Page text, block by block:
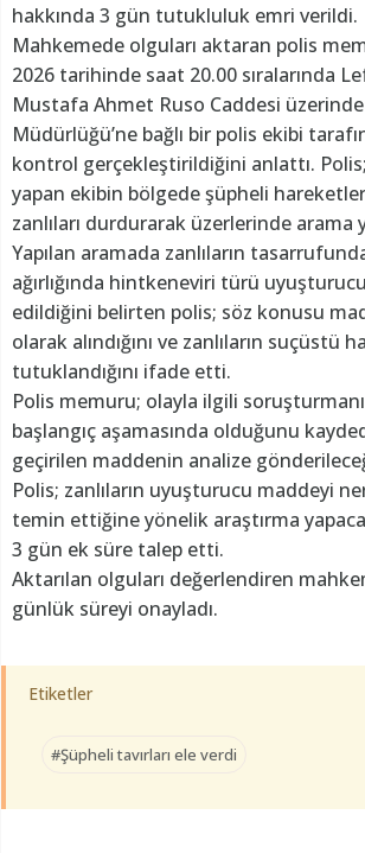
hakkında 3 gün tutukluluk emri verildi.
Mahkemede olguları aktaran polis
2026 tarihinde saat 20.00 sıralarında
Mustafa Ahmet Ruso Caddesi
Müdürlüğü’ne bağlı bir polis ekibi
kontrol gerçekleştirildiğini anlattı.
yapan ekibin bölgede şüpheli
zanlıları durdurarak üzerlerinde arama
Yapılan aramada zanlıların
ağırlığında hintkeneviri türü
edildiğini belirten polis; söz konusu
olarak alındığını ve zanlıların suçüstü
tutuklandığını ifade etti.
Polis memuru; olayla ilgili
başlangıç aşamasında olduğunu
geçirilen maddenin analize
Polis; zanlıların uyuşturucu maddeyi
temin ettiğine yönelik araştırma
3 gün ek süre talep etti.
Aktarılan olguları değerlendiren
günlük süreyi onayladı.
Etiketler
#Şüpheli tavırları ele verdi